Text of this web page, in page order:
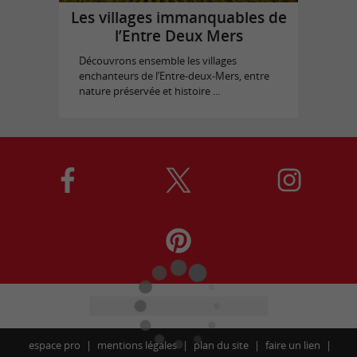
Les villages immanquables de
l’Entre Deux Mers
Découvrons ensemble les villages
enchanteurs de l’Entre-deux-Mers, entre
nature préservée et histoire ...
espace pro mentions légales plan du site faire un lien